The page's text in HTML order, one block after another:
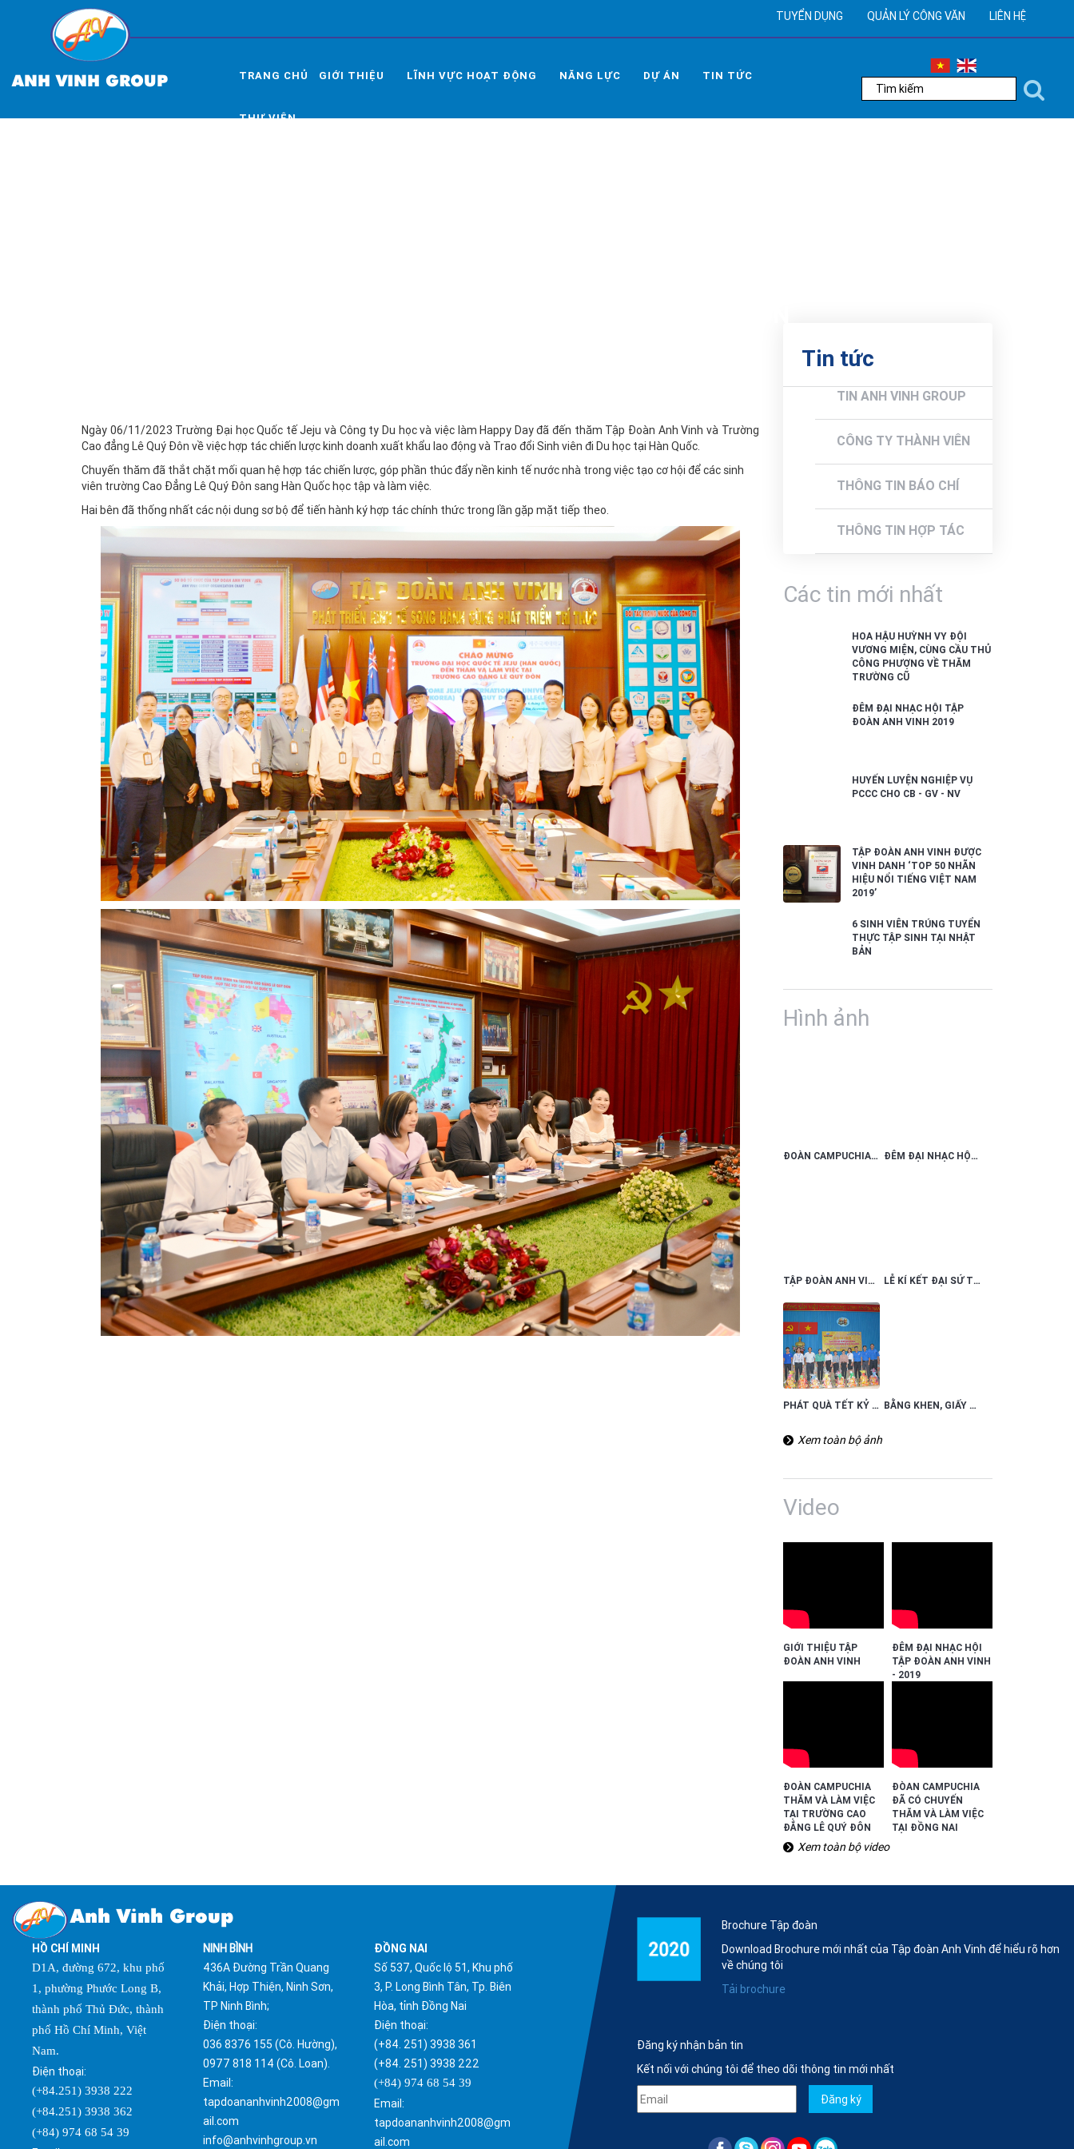
ANH VINH GROUP
TUYỂN DỤNG QUẢN LÝ CÔNG VĂN LIÊN HỆ
TRANG CHỦ GIỚI THIỆU LĨNH VỰC HOẠT ĐỘNG NĂNG LỰC DỰ ÁN TIN TỨC
THƯ VIỆN
Ngày 06/11/2023 Trường Đại học Quốc tế Jeju và Công ty Du học và việc làm Happy Day đã đến thăm Tập Đoàn Anh Vinh và Trường
Cao đẳng Lê Quý Đôn về việc hợp tác chiến lược kinh doanh xuất khẩu lao động và Trao đổi Sinh viên đi Du học tại Hàn Quốc.
Chuyến thăm đã thắt chặt mối quan hệ hợp tác chiến lược, góp phần thúc đẩy nền kinh tế nước nhà trong việc tạo cơ hội để các sinh
viên trường Cao Đẳng Lê Quý Đôn sang Hàn Quốc học tập và làm việc.
Hai bên đã thống nhất các nội dung sơ bộ để tiến hành ký hợp tác chính thức trong lần gặp mặt tiếp theo.
Tin tức
TIN ANH VINH GROUP
CÔNG TY THÀNH VIÊN
THÔNG TIN BÁO CHÍ
THÔNG TIN HỢP TÁC
Các tin mới nhất
HOA HẬU HUỲNH VY ĐỘI
VƯƠNG MIỆN, CÙNG CẦU THỦ
CÔNG PHƯỢNG VỀ THĂM
TRƯỜNG CŨ
ĐÊM ĐẠI NHẠC HỘI TẬP
ĐOÀN ANH VINH 2019
HUYẾN LUYỆN NGHIỆP VỤ
PCCC CHO CB - GV - NV
TẬP ĐOÀN ANH VINH ĐƯỢC
VINH DANH ‘TOP 50 NHÃN
HIỆU NỔI TIẾNG VIỆT NAM
2019’
6 SINH VIÊN TRÚNG TUYỂN
THỰC TẬP SINH TẠI NHẬT
BẢN
Hình ảnh
ĐOÀN CAMPUCHIA ĐÃ CÓ CHUYẾN THĂM VÀ LÀM VIỆC TẠI ĐỒNG NAI ĐÊM ĐẠI NHẠC HỘI TẬP ĐOÀN ANH VINH 2019
TẬP ĐOÀN ANH VINH ĐƯỢC VINH DANH ‘TOP 50 NHÃN HIỆU NỔI TIẾNG VIỆT NAM 2019’ LỄ KÍ KẾT ĐẠI SỨ THƯƠNG HIỆU TẬP ĐOÀN ANH VINH
PHÁT QUÀ TẾT KỶ HỢI TẠI QUẬN 9 BẰNG KHEN, GIẤY KHEN TẬP ĐOÀN ANH VINH ĐÃ NHẬN ĐƯỢC
Xem toàn bộ ảnh
Video
GIỚI THIỆU TẬP
ĐOÀN ANH VINH
ĐÊM ĐẠI NHẠC HỘI
TẬP ĐOÀN ANH VINH
- 2019
ĐOÀN CAMPUCHIA
THĂM VÀ LÀM VIỆC
TẠI TRƯỜNG CAO
ĐẲNG LÊ QUÝ ĐÔN
ĐÒAN CAMPUCHIA
ĐÃ CÓ CHUYẾN
THĂM VÀ LÀM VIỆC
TẠI ĐỒNG NAI
Xem toàn bộ video
Anh Vinh Group
HỒ CHÍ MINH
D1A, đường 672, khu phố
1, phường Phước Long B,
thành phố Thủ Đức, thành
phố Hồ Chí Minh, Việt
Nam.
Điện thoại:
(+84.251) 3938 222
(+84.251) 3938 362
(+84) 974 68 54 39
NINH BÌNH
436A Đường Trần Quang
Khải, Hợp Thiện, Ninh Sơn,
TP Ninh Bình;
Điện thoại:
036 8376 155 (Cô. Hường),
0977 818 114 (Cô. Loan).
Email:
tapdoananhvinh2008@gm
ail.com
info@anhvinhgroup.vn
ĐỒNG NAI
Số 537, Quốc lộ 51, Khu phố
3, P. Long Bình Tân, Tp. Biên
Hòa, tỉnh Đồng Nai
Điện thoại:
(+84. 251) 3938 361
(+84. 251) 3938 222
(+84) 974 68 54 39
Email:
tapdoananhvinh2008@gm
ail.com
Brochure Tập đoàn
Download Brochure mới nhất của Tập đoàn Anh Vinh để hiểu rõ hơn
về chúng tôi
Tải brochure
Đăng ký nhận bản tin
Kết nối với chúng tôi để theo dõi thông tin mới nhất
Đăng ký